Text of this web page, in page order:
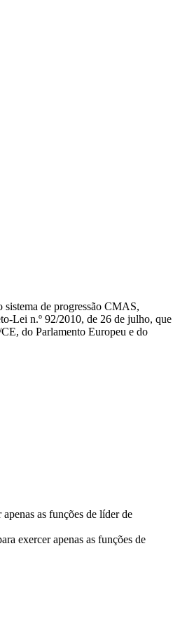
sistema de progressão CMAS,
Lei n.º 92/2010, de 26 de julho, que
do Parlamento Europeu e do
as funções de líder de
exercer apenas as funções de